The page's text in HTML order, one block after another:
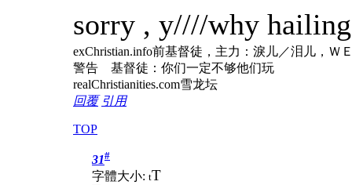
sorry , y////why
exChristian.info前基督徒，主力：淚儿／泪儿，
警告 基督徒：你们一定不够他们玩
realChristianities.com雪龙坛
回覆 引用
TOP
31#
字體大小: tT